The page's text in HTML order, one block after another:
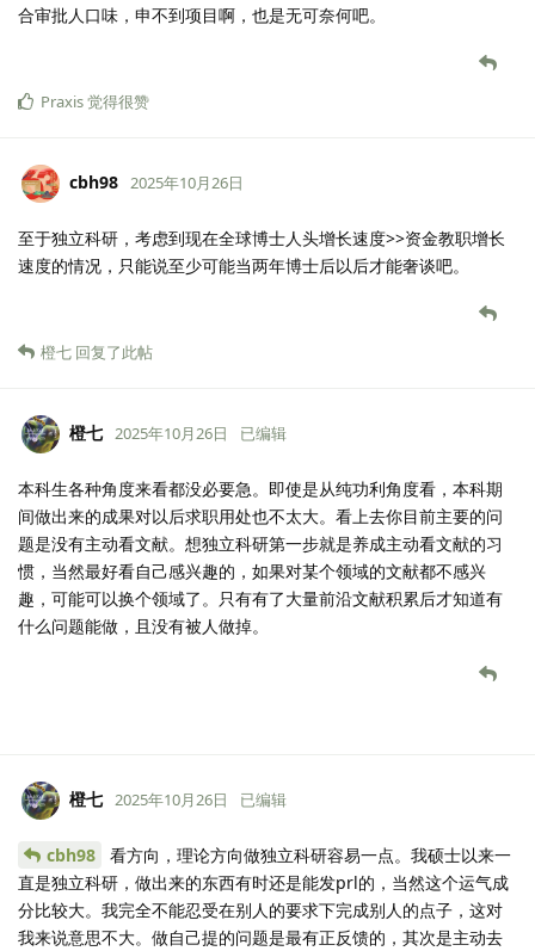
合审批人口味，申不到项目啊，也是无可奈何吧。
Praxis觉得很赞
cbh98 2025年10月26日
至于独立科研，考虑到现在全球博士人头增长速度>>资金教职增长
速度的情况，只能说至少可能当两年博士后以后才能奢谈吧。
橙七 回复了此帖
橙七 2025年10月26日 已编辑
本科生各种角度来看都没必要急。即使是从纯功利角度看，本科期
间做出来的成果对以后求职用处也不太大。看上去你目前主要的问
题是没有主动看文献。想独立科研第一步就是养成主动看文献的习
惯，当然最好看自己感兴趣的，如果对某个领域的文献都不感兴
趣，可能可以换个领域了。只有有了大量前沿文献积累后才知道有
什么问题能做，且没有被人做掉。
橙七 2025年10月26日 已编辑
cbh98
看方向，理论方向做独立科研容易一点。我硕士以来一
直是独立科研，做出来的东西有时还是能发prl的，当然这个运气成
分比较大。我完全不能忍受在别人的要求下完成别人的点子，这对
我来说意思不大。做自己提的问题是最有正反馈的，其次是主动去